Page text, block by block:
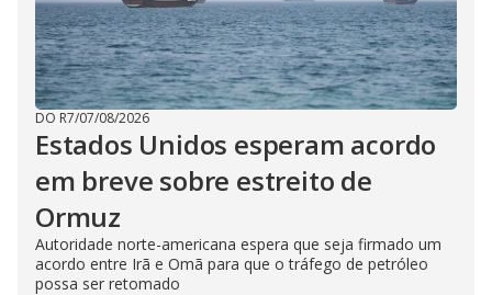
DO R7/07/08/2026
Estados Unidos esperam acordo
em breve sobre estreito de
Ormuz
Autoridade norte-americana espera que seja firmado um
acordo entre Irã e Omã para que o tráfego de petróleo
possa ser retomado